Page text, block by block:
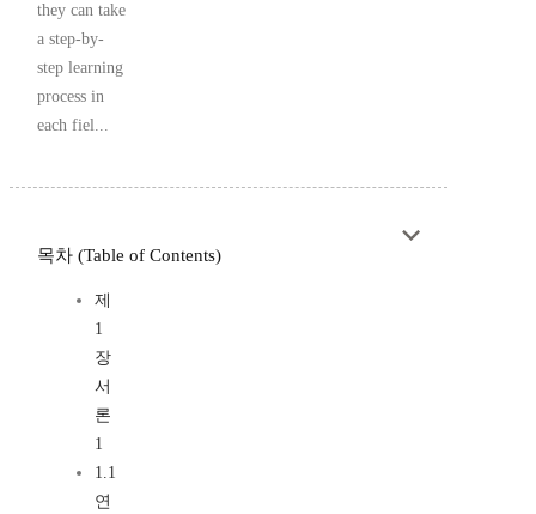
they can take
a step-by-
step learning
process in
each fiel...
목차 (Table of Contents)
제
1
장
서
론
1
1.1
연